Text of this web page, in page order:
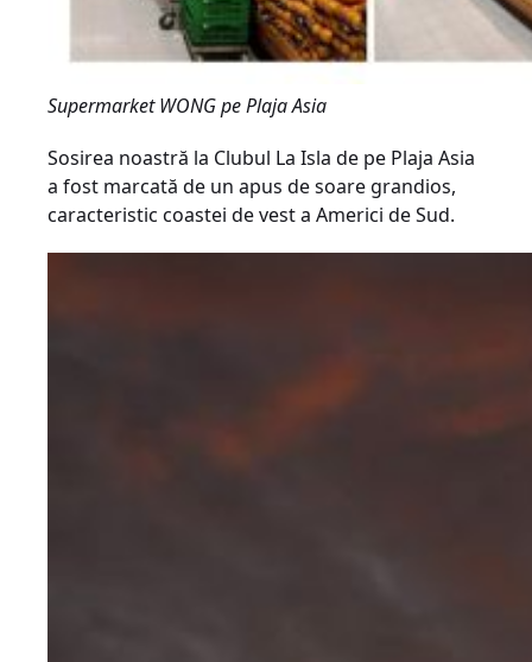
Supermarket WONG pe Plaja Asia
Sosirea noastră la Clubul La Isla de pe Plaja Asia
a fost marcată de un apus de soare grandios,
caracteristic coastei de vest a Americi de Sud.